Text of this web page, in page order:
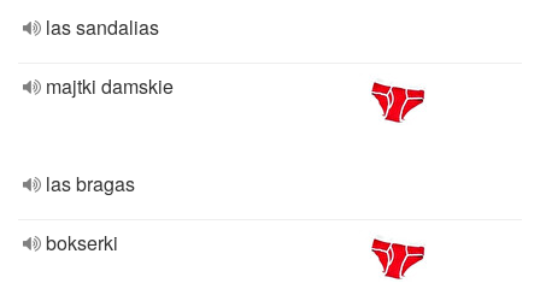
las sandalias
majtki damskie
las bragas
bokserki